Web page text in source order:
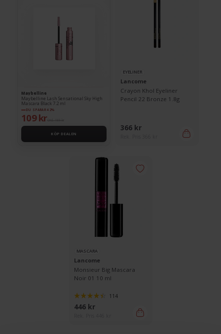
Maybelline
Maybelline Lash Sensational Sky High
Mascara Black 7.2 ml
DU SPARAR 42%
109 kr
KÖP DEALEN
EYELINER
Lancome
Crayon Khol Eyeliner
Pencil 22 Bronze 1.8g
366 kr
MASCARA
Lancome
Monsieur Big Mascara
Noir 01 10 ml
114
446 kr